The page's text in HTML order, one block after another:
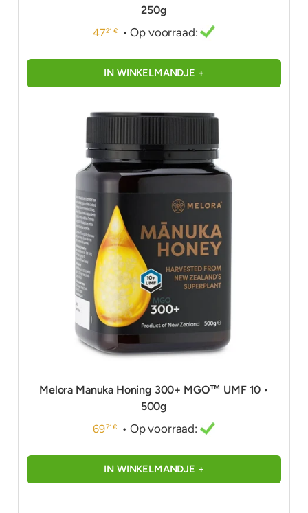
250g
4721 € • Op voorraad:
IN WINKELMANDJE +
Melora Manuka Honing 300+ MGO™ UMF 10 •
500g
6971 € • Op voorraad:
IN WINKELMANDJE +